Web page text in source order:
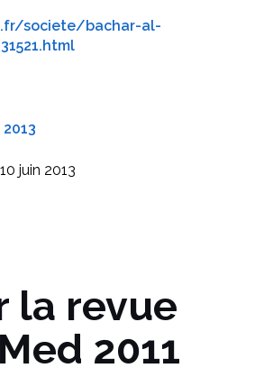
societe/bachar-al-
juin 2013
la revue
2011